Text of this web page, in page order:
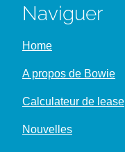
Naviguer
Home
A propos de Bowie
Calculateur de lease
Nouvelles